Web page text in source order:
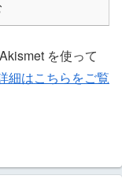
を使って
細はこちらをご覧